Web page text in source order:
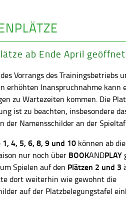
ab Ende April geöffnet
Vorrangs des Trainingsbetriebs
erhöhten Inanspruchnahme kann
zu Wartezeiten kommen. Die
ist zu beachten, insbesondere
der Namensschilder an der
1, 4, 5, 6, 8, 9 und 10 können ab
nur noch über BOOKANDPLAY
Spielen auf den Plätzen 2 und 3
dort weiterhin wie gewohnt die
auf der Platzbelegungstafel